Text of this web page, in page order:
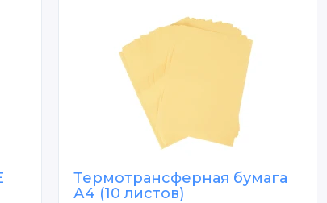
Термотрансферная бумага
А4 (10 листов)